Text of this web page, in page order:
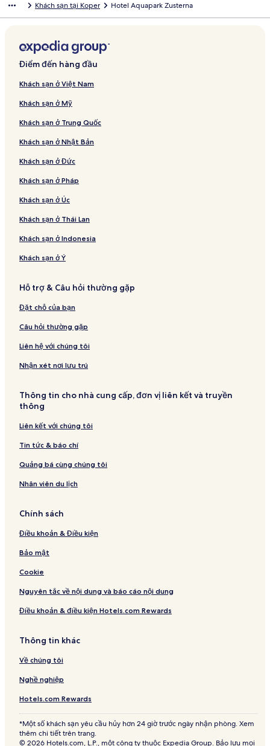
Khách sạn tại Koper Hotel Aquapark Zusterna
Điểm đến hàng đầu
Khách sạn ở Việt Nam
Khách sạn ở Mỹ
Khách sạn ở Trung Quốc
Khách sạn ở Nhật Bản
Khách sạn ở Đức
Khách sạn ở Pháp
Khách sạn ở Úc
Khách sạn ở Thái Lan
Khách sạn ở Indonesia
Khách sạn ở Ý
Hỗ trợ & Câu hỏi thường gặp
Đặt chỗ của bạn
Câu hỏi thường gặp
Liên hệ với chúng tôi
Nhận xét nơi lưu trú
Thông tin cho nhà cung cấp, đơn vị liên kết và truyền
thông
Liên kết với chúng tôi
Tin tức & báo chí
Quảng bá cùng chúng tôi
Nhân viên du lịch
Chính sách
Điều khoản & Điều kiện
Bảo mật
Cookie
Nguyên tắc về nội dung và báo cáo nội dung
Điều khoản & điều kiện Hotels.com Rewards
Thông tin khác
Về chúng tôi
Nghề nghiệp
Hotels.com Rewards
*Một số khách sạn yêu cầu hủy hơn 24 giờ trước ngày nhận phòng. Xem
thêm chi tiết trên trang.
© 2026 Hotels.com, L.P., một công ty thuộc Expedia Group. Bảo lưu mọi